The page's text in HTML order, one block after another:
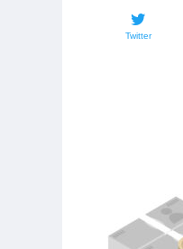
Twitter